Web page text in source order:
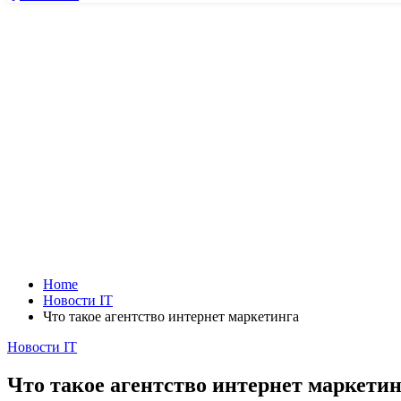
Home
Новости IT
Что такое агентство интернет маркетинга
Posted
Новости IT
Что такое агентство интернет